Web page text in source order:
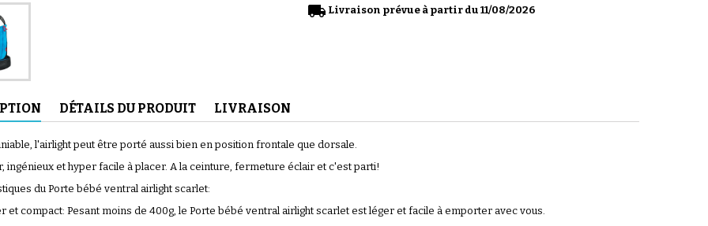
avis)
local_shipping Livraison prévue à partir du 11/08/2026
DÉTAILS DU PRODUIT LIVRAISON
l'airlight peut être porté aussi bien en position frontale que dorsale.
ingénieux et hyper facile à placer. A la ceinture, fermeture éclair et c'est parti!
du Porte bébé ventral airlight scarlet:
et compact: Pesant moins de 400g, le Porte bébé ventral airlight scarlet est léger et facile à emporter avec vous.